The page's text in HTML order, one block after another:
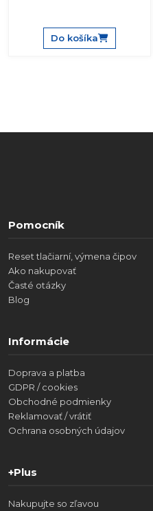
Do košíka
Pomocník
Reset tlačiarní, výmena čipov
Ako nakupovať
Časté otázky
Blog
Informácie
Doprava a platba
GDPR / cookies
Obchodné podmienky
Reklamovať / vrátiť
Ochrana osobných údajov
+Plus
Nakupujte so zľavou